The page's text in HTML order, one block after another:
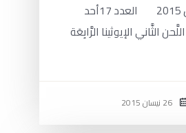
الأحد 26 نيسان 2015 العدد 17أحد
الثَّاني الإيوثينا الرَّابِعَة
26 نيسان 2015